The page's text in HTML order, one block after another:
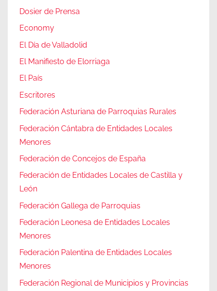
Dosier de Prensa
Economy
El Día de Valladolid
El Manifiesto de Elorriaga
El País
Escritores
Federación Asturiana de Parroquias Rurales
Federación Cántabra de Entidades Locales
Menores
Federación de Concejos de España
Federación de Entidades Locales de Castilla y
León
Federación Gallega de Parroquias
Federación Leonesa de Entidades Locales
Menores
Federación Palentina de Entidades Locales
Menores
Federación Regional de Municipios y Provincias